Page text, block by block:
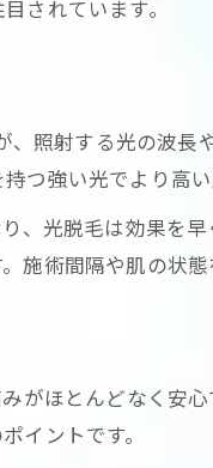
毛施術で起こる可能
感肌・白髪への影響
えてくる？LED脱毛
脱毛した後に毛は
毛後の経過でわかる
脱毛で白髪に対応
されています。
照射する光の波
つ強い光でより高い
、光脱毛は効果を
術間隔や肌の状
がほとんどなく安
イントです。